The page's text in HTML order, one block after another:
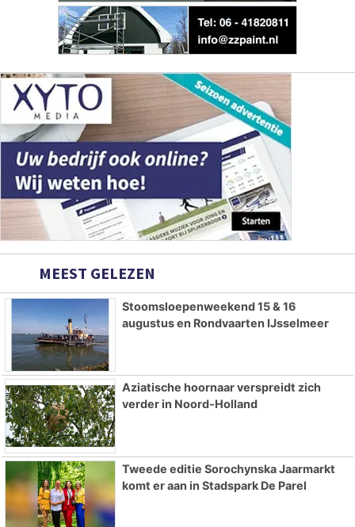
MEEST GELEZEN
Stoomsloepenweekend 15 & 16
augustus en Rondvaarten IJsselmeer
Aziatische hoornaar verspreidt zich
verder in Noord-Holland
Tweede editie Sorochynska Jaarmarkt
komt er aan in Stadspark De Parel